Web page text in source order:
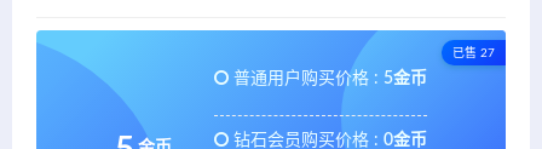
已售 27
普通用户购买价格 : 5金币
钻石会员购买价格 : 0金币